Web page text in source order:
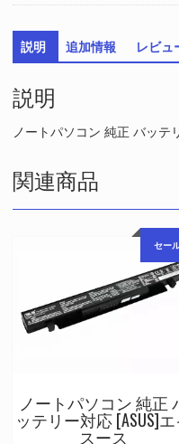
テ
リ
ー
応
[LENOVO]
レ
ボ
45N1751
個
説明 追加情報 レビュ
説明
ノートパソコン 純正 バッテ
関連商品
セー
ノートパソコン 純正
ッテリー対応 [ASUS]エ
スース